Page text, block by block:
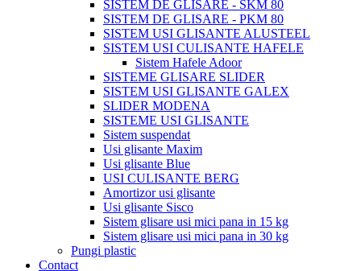
SISTEM DE GLISARE - SKM 80
SISTEM DE GLISARE - PKM 80
SISTEM USI GLISANTE ALUSTEEL
SISTEM USI CULISANTE HAFELE
Sistem Hafele Adoor
SISTEME GLISARE SLIDER
SISTEM USI GLISANTE GALEX
SLIDER MODENA
SISTEME USI GLISANTE
Sistem suspendat
Usi glisante Maxim
Usi glisante Blue
USI CULISANTE BERG
Amortizor usi glisante
Usi glisante Sisco
Sistem glisare usi mici pana in 15 kg
Sistem glisare usi mici pana in 30 kg
Pungi plastic
Contact